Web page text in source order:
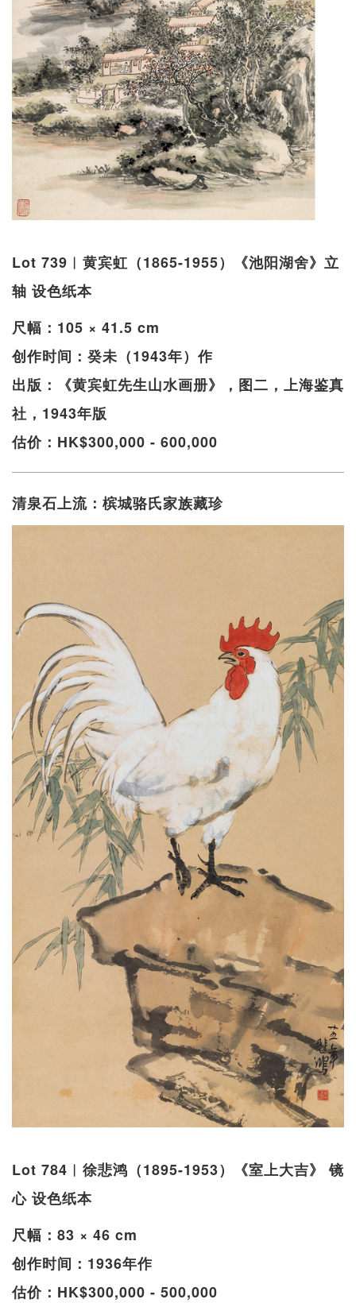
Lot 739︱黄宾虹（1865-1955）《池阳湖舍》立
轴 设色纸本
尺幅：105 × 41.5 cm
创作时间：癸未（1943年）作
出版：《黄宾虹先生山水画册》，图二，上海鉴真
社，1943年版
估价：HK$300,000 - 600,000
清泉石上流：槟城骆氏家族藏珍
Lot 784︱徐悲鸿（1895-1953）《室上大吉》 镜
心 设色纸本
尺幅：83 × 46 cm
创作时间：1936年作
估价：HK$300,000 - 500,000